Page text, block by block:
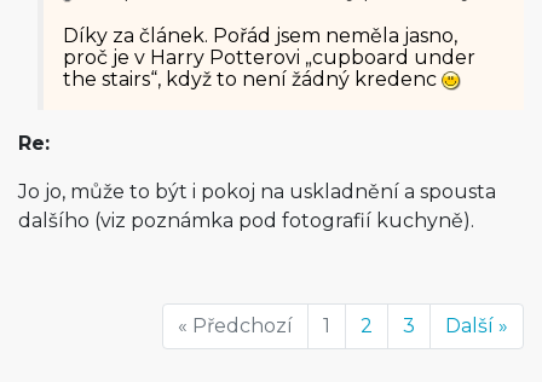
Díky za článek. Pořád jsem neměla jasno,
proč je v Harry Potterovi „cupboard under
the stairs“, když to není žádný kredenc
Re:
Jo jo, může to být i pokoj na uskladnění a spousta
dalšího (viz poznámka pod fotografií kuchyně).
« Předchozí 1 2 3 Další »